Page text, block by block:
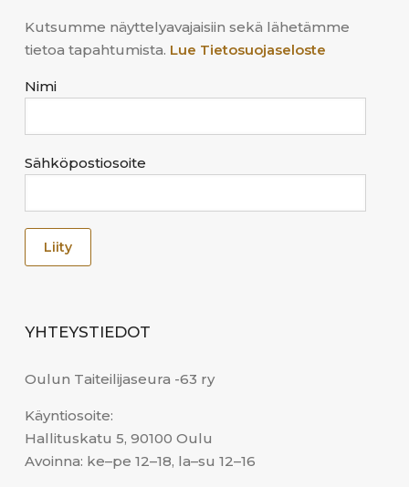
Kutsumme näyttelyavajaisiin sekä lähetämme
tietoa tapahtumista. Lue Tietosuojaseloste
Nimi
Sähköpostiosoite
YHTEYSTIEDOT
Oulun Taiteilijaseura -63 ry
Käyntiosoite:
Hallituskatu 5, 90100 Oulu
Avoinna: ke–pe 12–18, la–su 12–16